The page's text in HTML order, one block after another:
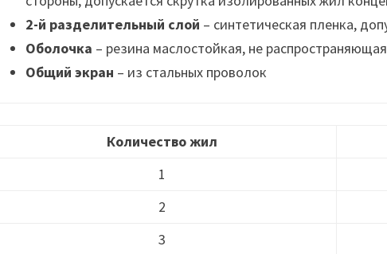
2-й разделительный слой – синтетическая пленка,
Оболочка – резина маслостойкая, не
Общий экран – из стальных проволок
Количество жил
1
2
3